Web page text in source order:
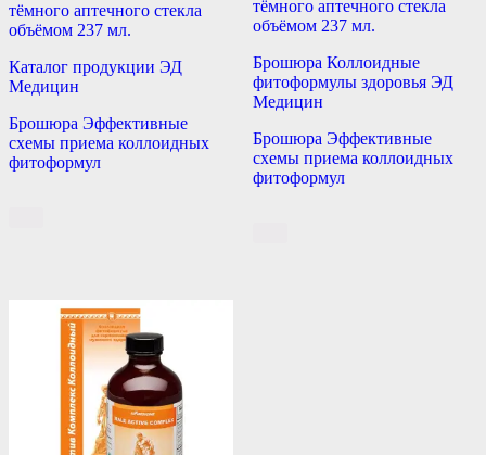
тёмного аптечного стекла
объёмом 237 мл.
Каталог продукции ЭД
Медицин
Брошюра Эффективные
схемы приема коллоидных
фитоформул
тёмного аптечного стекла
объёмом 237 мл.
Брошюра Коллоидные
фитоформулы здоровья ЭД
Медицин
Брошюра Эффективные
схемы приема коллоидных
фитоформул